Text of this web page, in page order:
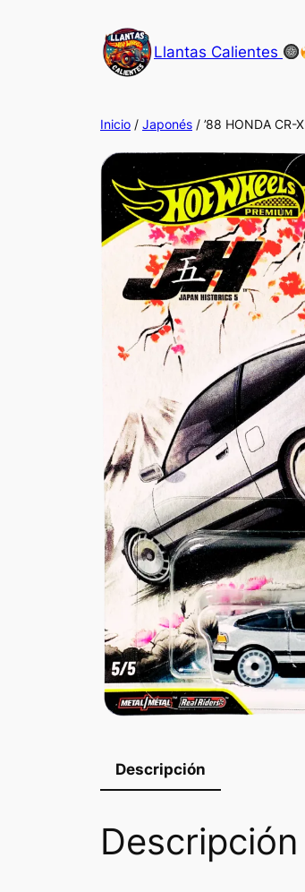
Llantas Calientes
Inicio / Japonés / ’88 HONDA CR-X
Descripción
Descripción